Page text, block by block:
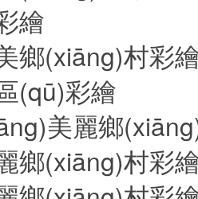
繪
鄉(xiāng)村彩
(qū)彩繪
美麗鄉
鄉(xiāng)村彩